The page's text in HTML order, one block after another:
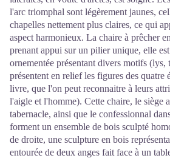
l'arc triomphal sont légèrement jaunes,
chapelles nettement plus claires, ce qui
aspect harmonieux. La chaire à prêcher
prenant appui sur un pilier unique, elle
ornementée présentant divers motifs (lys,
présentent en relief les figures des quatre
livre, que l'on peut reconnaitre à leurs
l'aigle et l'homme). Cette chaire, le siège
tabernacle, ainsi que le confessionnal
forment un ensemble de bois sculpté
de droite, une sculpture en bois
entourée de deux anges fait face à un